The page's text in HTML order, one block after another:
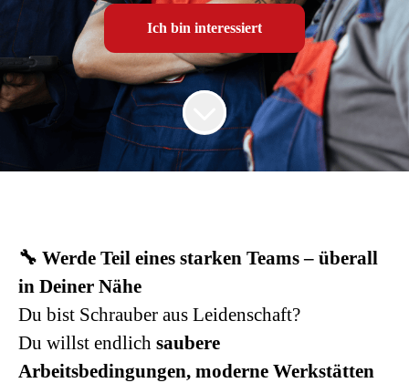
Ich bin interessiert
🔧 Werde Teil eines starken Teams – überall
in Deiner Nähe
Du bist Schrauber aus Leidenschaft?
Du willst endlich saubere
Arbeitsbedingungen, moderne Werkstätten